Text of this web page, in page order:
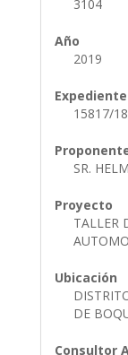
3104
Año
2019
Expediente
15817/18
SR.
Proyecto
TALLER
Ubicación
DE
Consultor